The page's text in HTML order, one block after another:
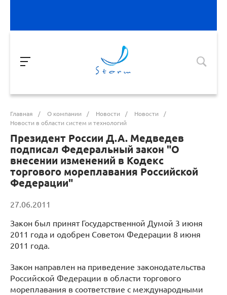
Главная / О компании / Новости / Новости
/
Новости в области систем и технологий
Президент России Д.А. Медведев
подписал Федеральный закон "О
внесении изменений в Кодекс
торгового мореплавания Российской
Федерации"
27.06.2011
Закон был принят Государственной Думой 3 июня
2011 года и одобрен Советом Федерации 8 июня
2011 года.
Закон направлен на приведение законодательства
Российской Федерации в области торгового
мореплавания в соответствие с международными